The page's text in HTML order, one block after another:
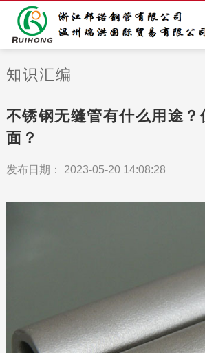
知识汇编
不锈钢无缝管有什么用途？
面？
发布日期： 2023-05-20 14:08:28